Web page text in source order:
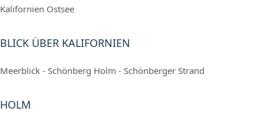
Kalifornien Ostsee
BLICK ÜBER KALIFORNIEN
Meerblick - Schönberg Holm - Schönberger Strand
HOLM